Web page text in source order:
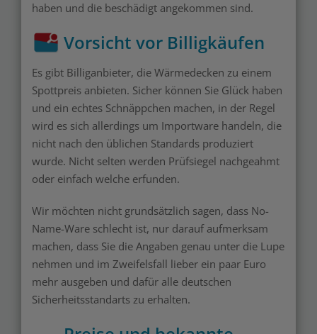
haben und die beschädigt angekommen sind.
Vorsicht vor Billigkäufen
Es gibt Billiganbieter, die Wärmedecken zu einem
Spottpreis anbieten. Sicher können Sie Glück haben
und ein echtes Schnäppchen machen, in der Regel
wird es sich allerdings um Importware handeln, die
nicht nach den üblichen Standards produziert
wurde. Nicht selten werden Prüfsiegel nachgeahmt
oder einfach welche erfunden.
Wir möchten nicht grundsätzlich sagen, dass No-
Name-Ware schlecht ist, nur darauf aufmerksam
machen, dass Sie die Angaben genau unter die Lupe
nehmen und im Zweifelsfall lieber ein paar Euro
mehr ausgeben und dafür alle deutschen
Sicherheitsstandarts zu erhalten.